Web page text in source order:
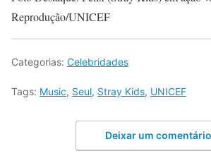
Reprodução/UNICEF
Categorias: Celebridades
Tags: Music, Seul, Stray Kids, UNICEF
Deixar um comentário